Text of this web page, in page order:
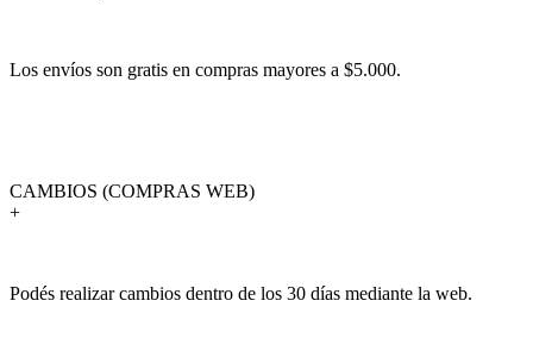
Los envíos son gratis en compras mayores a $5.000.
CAMBIOS (COMPRAS WEB)
+
Podés realizar cambios dentro de los 30 días mediante la web.